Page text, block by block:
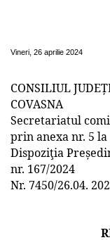
Vineri, 26 aprilie 2024
CONSILIUL
COVASNA
Secretariatul
prin anexa nr. 5 la
Dispoziţia
nr. 167/2024
Nr. 7450/26.04.